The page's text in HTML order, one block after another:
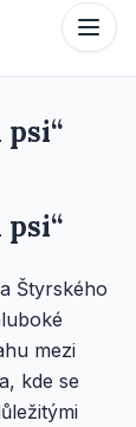
Štyrského
mezi
kde se